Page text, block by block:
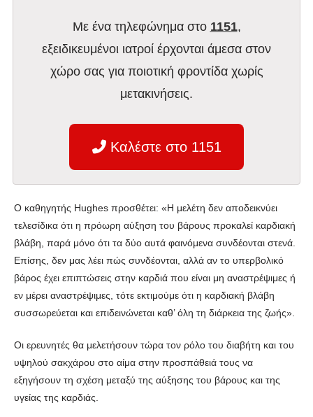
Με ένα τηλεφώνημα στο 1151,
εξειδικευμένοι ιατροί έρχονται άμεσα στον
χώρο σας για ποιοτική φροντίδα χωρίς
μετακινήσεις.
Καλέστε στο 1151
Ο καθηγητής Hughes προσθέτει: «Η μελέτη δεν αποδεικνύει
τελεσίδικα ότι η πρόωρη αύξηση του βάρους προκαλεί καρδιακή
βλάβη, παρά μόνο ότι τα δύο αυτά φαινόμενα συνδέονται στενά.
Επίσης, δεν μας λέει πώς συνδέονται, αλλά αν το υπερβολικό
βάρος έχει επιπτώσεις στην καρδιά που είναι μη αναστρέψιμες ή
εν μέρει αναστρέψιμες, τότε εκτιμούμε ότι η καρδιακή βλάβη
συσσωρεύεται και επιδεινώνεται καθ’ όλη τη διάρκεια της ζωής».
Οι ερευνητές θα μελετήσουν τώρα τον ρόλο του διαβήτη και του
υψηλού σακχάρου στο αίμα στην προσπάθειά τους να
εξηγήσουν τη σχέση μεταξύ της αύξησης του βάρους και της
υγείας της καρδιάς.